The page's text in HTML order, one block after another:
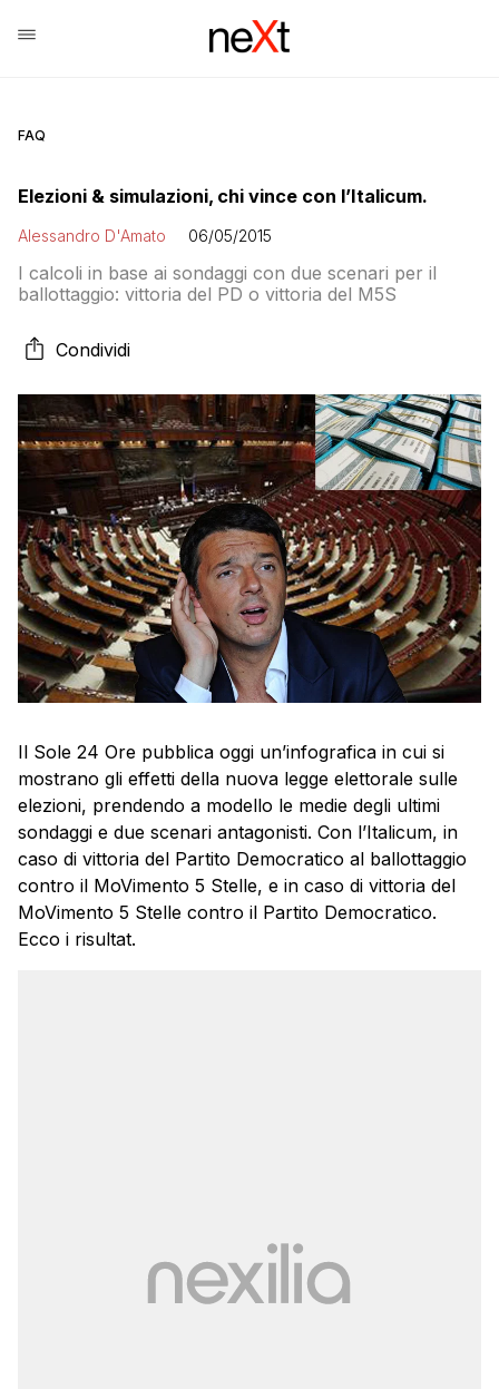
FAQ
Elezioni & simulazioni, chi vince con l’Italicum.
Alessandro D'Amato 06/05/2015
I calcoli in base ai sondaggi con due scenari per il
ballottaggio: vittoria del PD o vittoria del M5S
Condividi
Il Sole 24 Ore pubblica oggi un’infografica in cui si
mostrano gli effetti della nuova legge elettorale sulle
elezioni, prendendo a modello le medie degli ultimi
sondaggi e due scenari antagonisti. Con l’Italicum, in
caso di vittoria del Partito Democratico al ballottaggio
contro il MoVimento 5 Stelle, e in caso di vittoria del
MoVimento 5 Stelle contro il Partito Democratico.
Ecco i risultat.